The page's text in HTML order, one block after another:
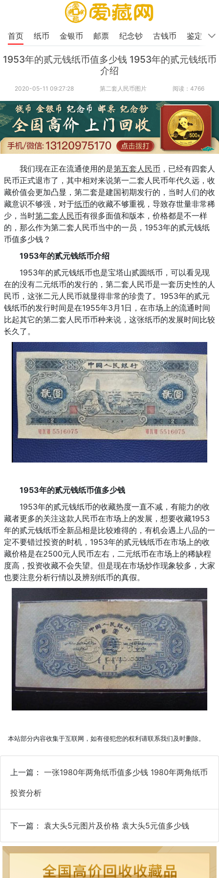
首页 纸币 金银币 邮票 纪念钞 古钱币 鉴定
1953年的贰元钱纸币值多少钱 1953年的贰元钱纸币
介绍
2020-05-11 09:27:28 第二套人民币图片 阅读：4766
我们现在正在流通使用的是第五套人民币 ，已经有四套人
民币正式退市了，其中相对来说第一二套人民币年代久远，收
藏价值会更加凸显，第二套是建国初期发行的，当时人们的收
藏意识不够强，对于纸币的收藏不够重视，导致存世量非常稀
少，当时第二套人民币有很多面值和版本，价格都是不一样
的，那么作为第二套人民币当中的一员，1953年的贰元钱纸
币值多少钱？
1953年的贰元钱纸币介绍
1953年的贰元钱纸币也是宝塔山贰圆纸币，可以看见现
在的没有二元纸币的发行的，第二套人民币是一套历史性的人
民币，这张二元人民币就显得非常的珍贵了。1953年的贰元
钱纸币的发行时间是在1955年3月1日，在市场上的流通时间
比起其它的第二套人民币币种来说，这张纸币的发展时间比较
长久了。
1953年的贰元钱纸币值多少钱
1953年的贰元钱纸币的收藏热度一直不减，有能力的收
藏者更多的关注这款人民币在市场上的发展，想要收藏1953
年的贰元钱纸币全新品相是比较难得的，有机会遇上八品的一
定不要错过投资的时机，1953年的贰元钱纸币在市场上的收
藏价格是在2500元人民币左右，二元纸币在市场上的稀缺程
度高，投资收藏不会失望。但是现在市场炒作现象较多，大家
也要注意分析行情以及辨别纸币的真假。
本站部分内容收集于互联网，如有侵犯您的权利请联系我们及时删除。
上一篇： 一张1980年两角纸币值多少钱 1980年两角纸币
投资分析
下一篇： 袁大头5元图片及价格 袁大头5元值多少钱